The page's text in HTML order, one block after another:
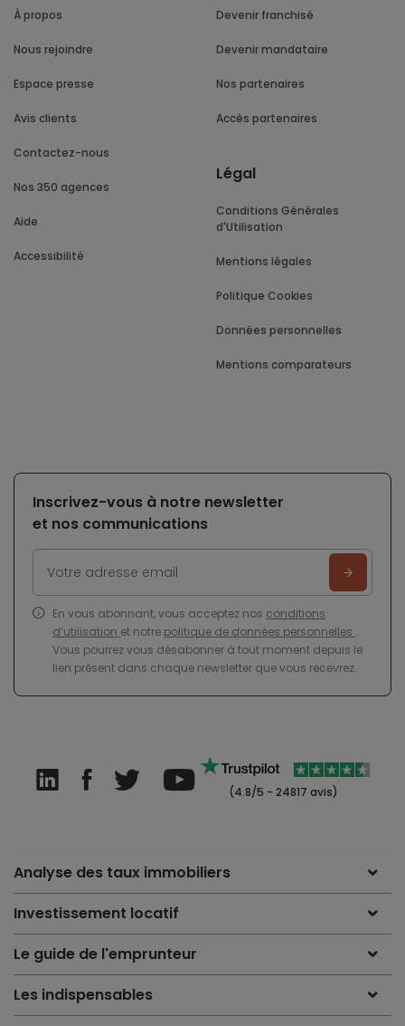
À propos
Nous rejoindre
Espace presse
Avis clients
Contactez-nous
Nos 350 agences
Aide
Accessibilité
Devenir franchisé
Devenir mandataire
Nos partenaires
Accès partenaires
Légal
Conditions Générales
d'Utilisation
Mentions légales
Politique Cookies
Données personnelles
Mentions comparateurs
Inscrivez-vous à notre newsletter
et nos communications
En vous abonnant, vous acceptez nos conditions
d’utilisation et notre politique de données personnelles .
Vous pourrez vous désabonner à tout moment depuis le
lien présent dans chaque newsletter que vous recevrez.
(4.8/5 - 24817 avis)
Analyse des taux immobiliers
Investissement locatif
Le guide de l'emprunteur
Les indispensables